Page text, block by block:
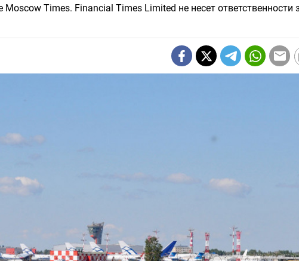
Times. Financial Times Limited не несет ответственности